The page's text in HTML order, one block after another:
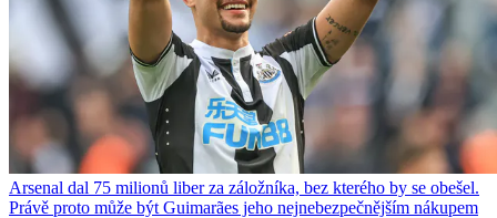
Arsenal dal 75 milionů liber za záložníka, bez kterého by se obešel.
Právě proto může být Guimarães jeho nejnebezpečnějším nákupem